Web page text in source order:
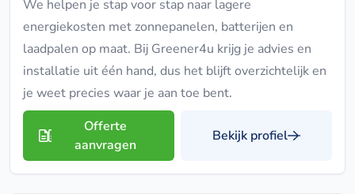
We helpen je stap voor stap naar lagere
energiekosten met zonnepanelen, batterijen en
laadpalen op maat. Bij Greener4u krijg je advies en
installatie uit één hand, dus het blijft overzichtelijk en
je weet precies waar je aan toe bent.
Offerte
aanvragen
Bekijk profiel